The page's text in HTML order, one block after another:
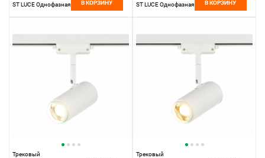
ST LUCE Однофазная
В КОРЗИНУ
ST LUCE Однофазная
В КОРЗИНУ
Трековый
Трековый